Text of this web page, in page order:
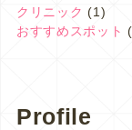
クリニック (1)
おすすめスポット
Profile